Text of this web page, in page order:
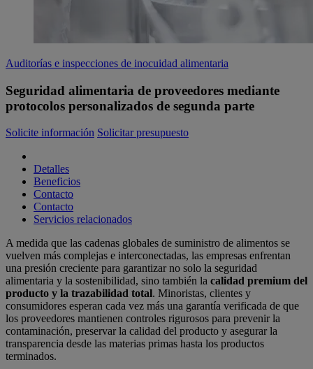
Auditorías e inspecciones de inocuidad alimentaria
Seguridad alimentaria de proveedores mediante
protocolos personalizados de segunda parte
Solicite información Solicitar presupuesto
Detalles
Beneficios
Contacto
Contacto
Servicios relacionados
A medida que las cadenas globales de suministro de alimentos se
vuelven más complejas e interconectadas, las empresas enfrentan
una presión creciente para garantizar no solo la seguridad
alimentaria y la sostenibilidad, sino también la calidad premium del
producto y la trazabilidad total. Minoristas, clientes y
consumidores esperan cada vez más una garantía verificada de que
los proveedores mantienen controles rigurosos para prevenir la
contaminación, preservar la calidad del producto y asegurar la
transparencia desde las materias primas hasta los productos
terminados.